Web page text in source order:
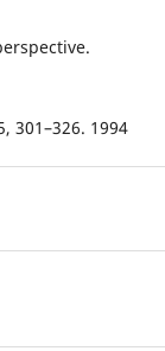
301–326. 1994